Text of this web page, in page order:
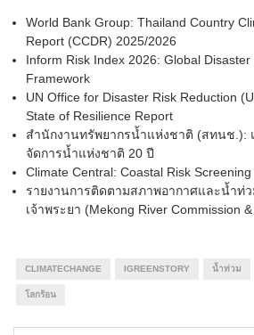
World Bank Group: Thailand Country
Report (CCDR) 2025/2026
Inform Risk Index 2026: Global Disaster
Framework
UN Office for Disaster Risk Reduction
State of Resilience Report
สำนักงานทรัพยากรน้ำแห่งชาติ (สทนช.):
จัดการน้ำแห่งชาติ 20 ปี
Climate Central: Coastal Risk
รายงานการติดตามสภาพอากาศและน้ำท่
เจ้าพระยา (Mekong River Commission
CLIMATECHANGE IGREENSTORY น้ำท่วม
โลกร้อน